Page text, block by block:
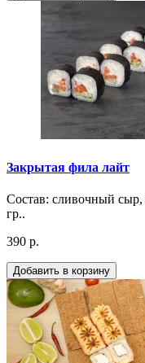
Закрытая фила лайт
Состав: сливочный
гр..
390 р.
Добавить в корзину